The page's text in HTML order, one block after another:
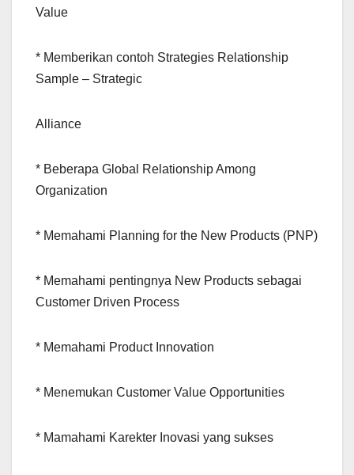
Value
* Memberikan contoh Strategies Relationship
Sample – Strategic
Alliance
* Beberapa Global Relationship Among
Organization
* Memahami Planning for the New Products (PNP)
* Memahami pentingnya New Products sebagai
Customer Driven Process
* Memahami Product Innovation
* Menemukan Customer Value Opportunities
* Mamahami Karekter Inovasi yang sukses